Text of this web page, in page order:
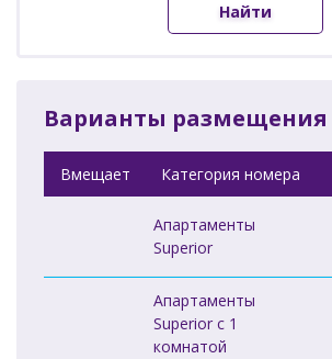
Найти
Варианты
Вмещает Категория номера
Апартаменты
Superior
Апартаменты
Superior c 1
комнатой